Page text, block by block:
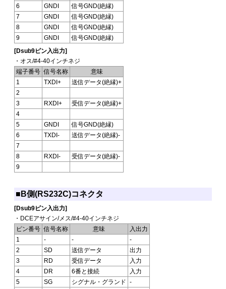
6
GNDI
信号GND(絶縁)
7
GNDI
信号GND(絶縁)
8
GNDI
信号GND(絶縁)
9
GNDI
信号GND(絶縁)
[Dsub9ピン入出力]
・オス/#4-40インチネジ
端子番号 信号名称
意味
1
TXDI+
送信データ(絶縁)+
2
3
RXDI+
受信データ(絶縁)+
4
5
GNDI
信号GND(絶縁)
6
TXDI-
送信データ(絶縁)-
7
8
RXDI-
受信データ(絶縁)-
9
■B側(RS232C)コネクタ
[Dsub9ピン入出力]
・DCEアサイン/メス/#4-40インチネジ
ピン番号 信号名称 意味
入出力
1
- -
-
2
SD 送信データ
出力
3
RD 受信データ
入力
4
DR 6番と接続
入力
5
SG シグナル・グランド -